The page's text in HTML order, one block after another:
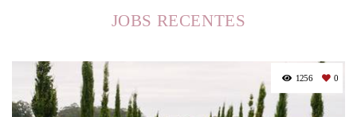
JOBS RECENTES
1256 0